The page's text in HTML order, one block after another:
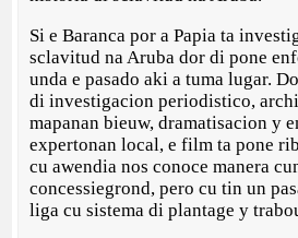
Si e Baranca por a Papia ta
sclavitud na Aruba dor di pone
unda e pasado aki a tuma lugar.
di investigacion periodistico,
mapanan bieuw, dramatisacion y
expertonan local, e film ta pone
cu awendia nos conoce manera
concessiegrond, pero cu tin un
liga cu sistema di plantage y